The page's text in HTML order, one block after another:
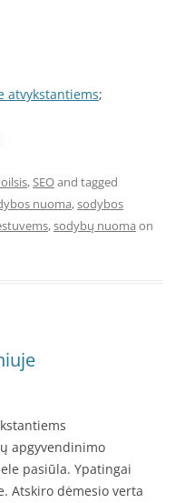
atvykstantiems;
,SEOand tagged
nuoma,sodybos
,sodybų nuoma on
apgyvendinimo
pasiūla. Ypatingai
Atskiro dėmesio verta